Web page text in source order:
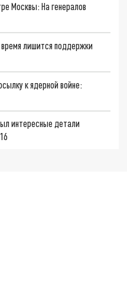
Москвы: На генералов
лишится поддержки
к ядерной войне:
интересные детали